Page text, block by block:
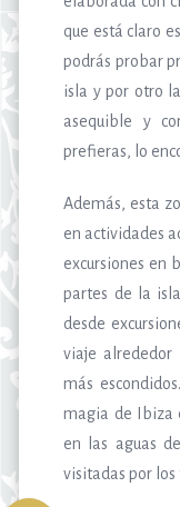
que está claro
podrás probar
isla y por otro
asequible y
prefieras, lo
Además, esta
en actividades
excursiones en
partes de la
desde
viaje alrededor
más
magia de Ibiza
en las aguas
visitadas por los